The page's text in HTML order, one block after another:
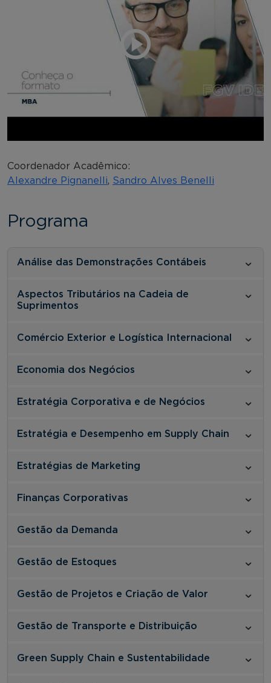
Coordenador Acadêmico:
Alexandre Pignanelli, Sandro Alves Benelli
Programa
Análise das Demonstrações Contábeis
Aspectos Tributários na Cadeia de
Suprimentos
Comércio Exterior e Logística Internacional
Economia dos Negócios
Estratégia Corporativa e de Negócios
Estratégia e Desempenho em Supply Chain
Estratégias de Marketing
Finanças Corporativas
Gestão da Demanda
Gestão de Estoques
Gestão de Projetos e Criação de Valor
Gestão de Transporte e Distribuição
Green Supply Chain e Sustentabilidade